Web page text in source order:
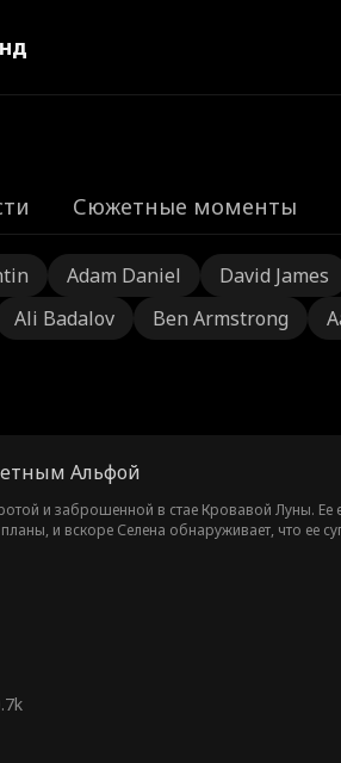
Сюжетные моменты
Adam Daniel David James
Ali Badalov Ben Armstrong
Альфой
и заброшенной в стае Кровавой Луны. Ее
и вскоре Селена обнаруживает, что